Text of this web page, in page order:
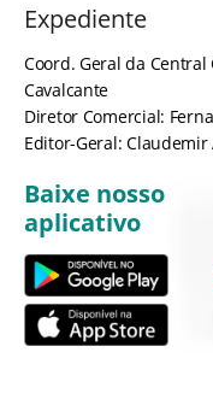
Expediente
Coord. Geral da Central
Cavalcante
Diretor Comercial:
Editor-Geral: Claudemir
Baixe nosso
aplicativo